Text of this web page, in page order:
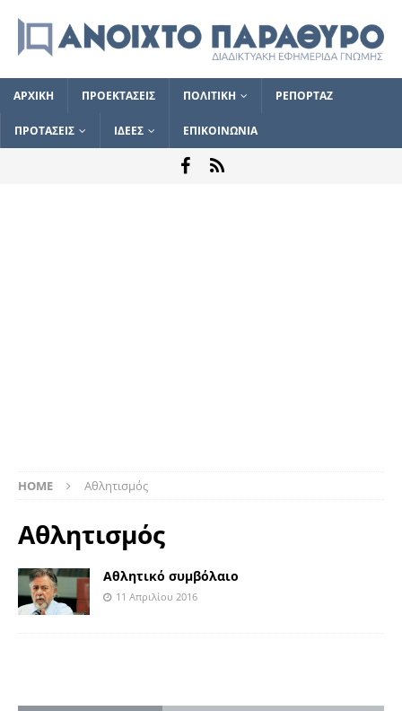
ΑΡΧΙΚΗ ΠΡΟΕΚΤΑΣΕΙΣ ΠΟΛΙΤΙΚΗ ΡΕΠΟΡΤΑΖ
ΠΡΟΤΑΣΕΙΣ ΙΔΕΕΣ ΕΠΙΚΟΙΝΩΝΙΑ
HOME Aθλητισμός
Aθλητισμός
Αθλητικό συμβόλαιο
11 Απριλίου 2016